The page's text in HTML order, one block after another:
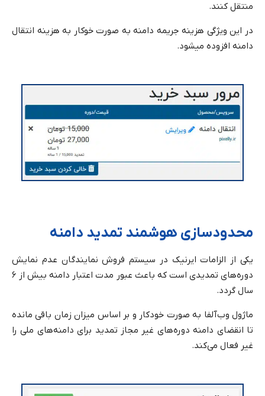
منتقل کنند.
در این ویژگی هزینه جریمه دامنه به صورت خوکار به هزینه انتقال
دامنه افزوده میشود.
محدودسازی هوشمند تمدید دامنه
یکی از الزامات ایرنیک در سیستم فروش نمایندگان عدم نمایش
دوره‌های تمدیدی است که باعث عبور مدت اعتبار دامنه بیش از ۶
سال گردد.
ماژول وب‌آلفا به صورت خودکار و بر اساس میزان زمان باقی مانده
تا انقضای دامنه دوره‌های غیر مجاز تمدید برای دامنه‌های ملی را
غیر فعال می‌کند.